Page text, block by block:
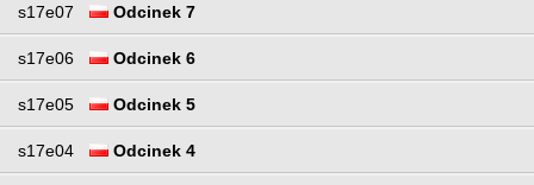
s17e07 Odcinek 7
s17e06 Odcinek 6
s17e05 Odcinek 5
s17e04 Odcinek 4